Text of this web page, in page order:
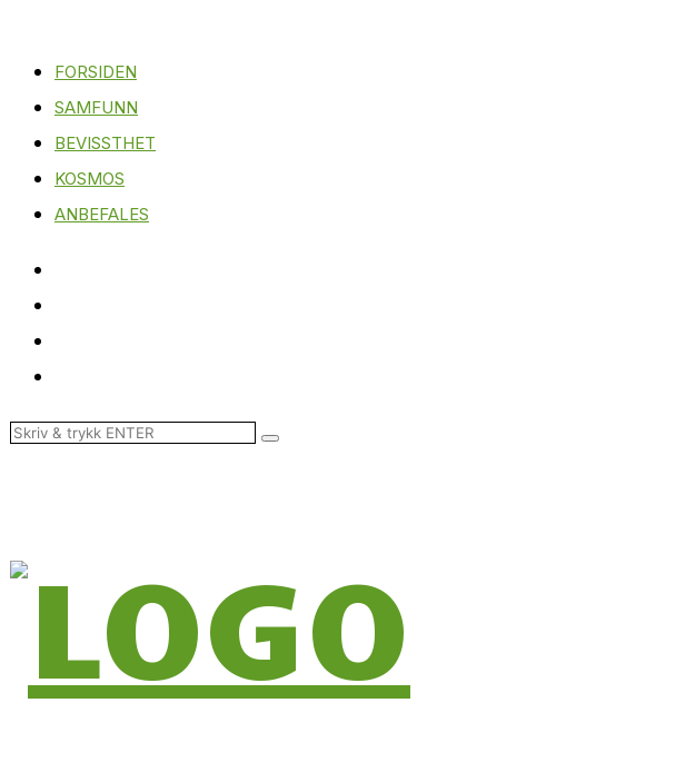
FORSIDEN
SAMFUNN
BEVISSTHET
KOSMOS
ANBEFALES